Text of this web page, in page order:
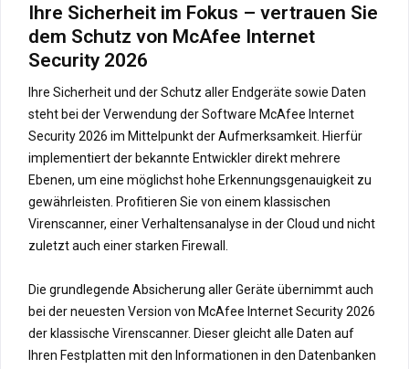
Ihre Sicherheit im Fokus – vertrauen Sie
dem Schutz von McAfee Internet
Security 2026
Ihre Sicherheit und der Schutz aller Endgeräte sowie Daten
steht bei der Verwendung der Software McAfee Internet
Security 2026 im Mittelpunkt der Aufmerksamkeit. Hierfür
implementiert der bekannte Entwickler direkt mehrere
Ebenen, um eine möglichst hohe Erkennungsgenauigkeit zu
gewährleisten. Profitieren Sie von einem klassischen
Virenscanner, einer Verhaltensanalyse in der Cloud und nicht
zuletzt auch einer starken Firewall.
Die grundlegende Absicherung aller Geräte übernimmt auch
bei der neuesten Version von McAfee Internet Security 2026
der klassische Virenscanner. Dieser gleicht alle Daten auf
Ihren Festplatten mit den Informationen in den Datenbanken